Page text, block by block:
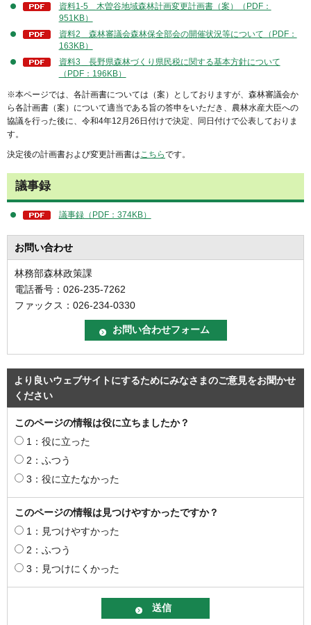
資料1-5＿木曽谷地域森林計画変更計画書（案）（PDF：
951KB）
資料2＿森林審議会森林保全部会の開催状況等について（PDF：
163KB）
資料3＿長野県森林づくり県民税に関する基本方針について
（PDF：196KB）
※本ページでは、各計画書については（案）としておりますが、森林審議会か
ら各計画書（案）について適当である旨の答申をいただき、農林水産大臣への
協議を行った後に、令和4年12月26日付けで決定、同日付けで公表しておりま
す。
決定後の計画書および変更計画書はこちらです。
議事録
議事録（PDF：374KB）
お問い合わせ
林務部森林政策課
電話番号：026-235-7262
ファックス：026-234-0330
より良いウェブサイトにするためにみなさまのご意見をお聞かせ
ください
このページの情報は役に立ちましたか？
1：役に立った
2：ふつう
3：役に立たなかった
このページの情報は見つけやすかったですか？
1：見つけやすかった
2：ふつう
3：見つけにくかった